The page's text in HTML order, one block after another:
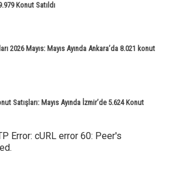
Konut Satıldı
2026 Mayıs: Mayıs Ayında Ankara’da 8.021 konut
Satışları: Mayıs Ayında İzmir’de 5.624 Konut
Error: cURL error 60: Peer's